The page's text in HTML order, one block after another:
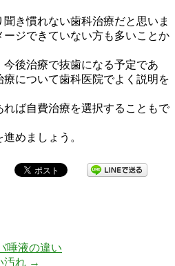
き慣れない歯科治療だと思いま
ジできていない方も多いことか
後治療で抜歯になる予定であ
について歯科医院でよく説明を
ば自費治療を選択することもで
めましょう。
唾液の違い
汚れ →